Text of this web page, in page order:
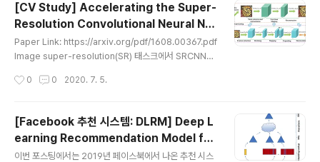
러닝의 맥락에서 GPU 스케줄링을 언급하고 있지 않으며
그 당시와 현재의 상황이 꽤 많이 달라졌다는 것이다. ABS
TRACTION 이 논문에서는 GPU를 CPU와 같은 1순위
계산 자원으로 활용할 수 있도록 하기 위한 OS abstracti
OS가 관리하는 여러 객체..
[CV Study] Accelerating the Super-
Resolution Convolutional Neural Net
work
Paper Link: https://arxiv.org/pdf/1608.00367.pdf
Image super-resolution(SR) 태스크에서 SRCNN이
비용이 너무 크다는 문제가 있다. 이 논문에서는 모래시계
것에 중점을 두었다. 이를 위해서 다음과 같은 3가지 방법
을 취하였다. DCGAN, pix2pix 등에서 사용하는 transp
osed convolution(deconv)을 네트워크의 후반부에
0 0 2020. 7. 5.
[Facebook 추천 시스템: DLRM] Deep L
earning Recommendation Model for
Personalization and Recommendati
이번 포스팅에서는 2019년 페이스북에서 나온 추천 시스